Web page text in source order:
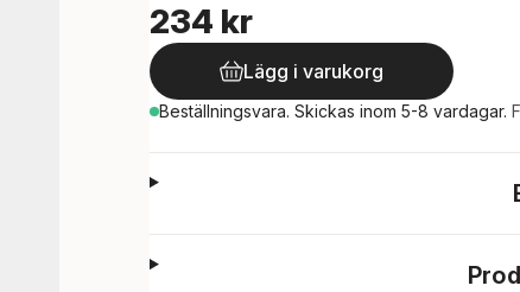
234 kr
Lägg i varukorg
Beställningsvara. Skickas inom 5-8 vardagar.